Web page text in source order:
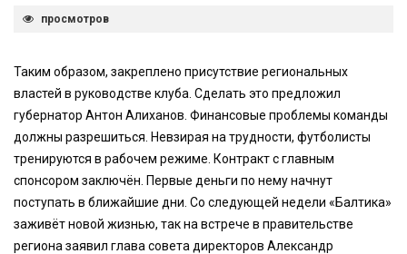
просмотров
Таким образом, закреплено присутствие региональных
властей в руководстве клуба. Сделать это предложил
губернатор Антон Алиханов. Финансовые проблемы команды
должны разрешиться. Невзирая на трудности, футболисты
тренируются в рабочем режиме. Контракт с главным
спонсором заключён. Первые деньги по нему начнут
поступать в ближайшие дни. Со следующей недели «Балтика»
заживёт новой жизнью, так на встрече в правительстве
региона заявил глава совета директоров Александр